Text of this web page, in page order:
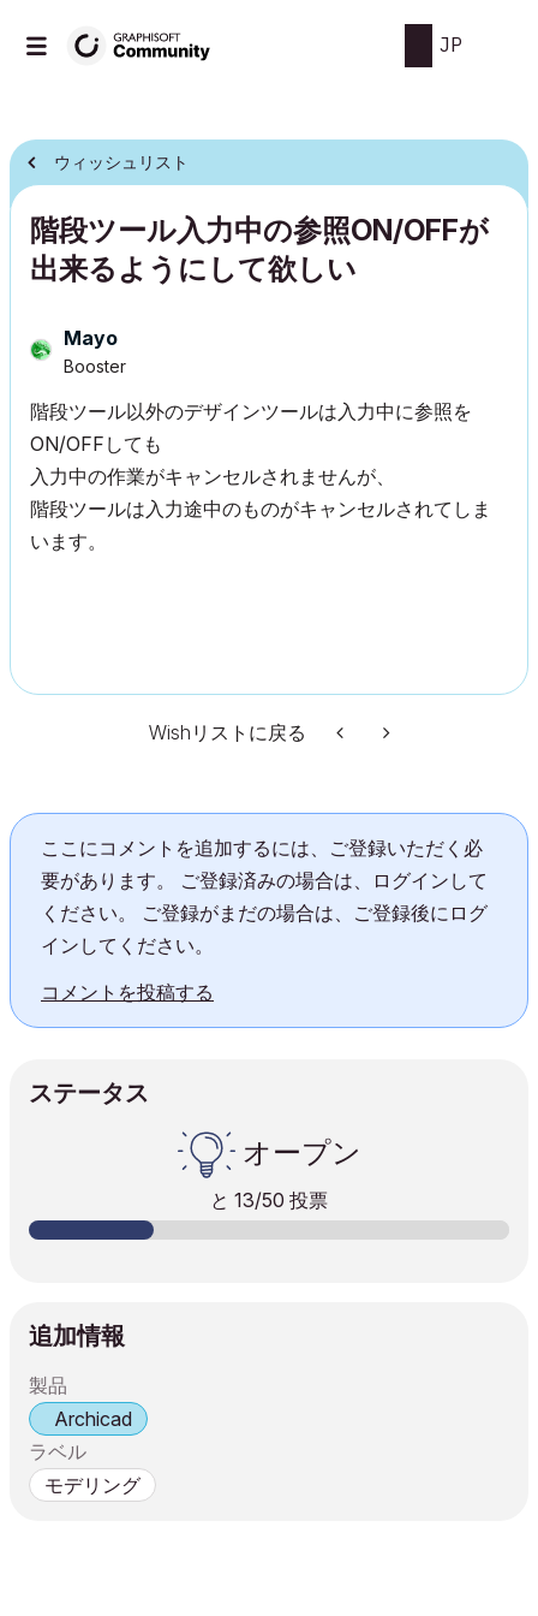
JP
ウィッシュリスト
階段ツール入力中の参照ON/OFFが
出来るようにして欲しい
Mayo
Booster
階段ツール以外のデザインツールは入力中に参照を
ON/OFFしても
入力中の作業がキャンセルされませんが、
階段ツールは入力途中のものがキャンセルされてしま
います。
Wishリストに戻る
ここにコメントを追加するには、ご登録いただく必
要があります。 ご登録済みの場合は、ログインして
ください。 ご登録がまだの場合は、ご登録後にログ
インしてください。
コメントを投稿する
ステータス
オープン
と 13/50 投票
追加情報
製品
Archicad
ラベル
モデリング